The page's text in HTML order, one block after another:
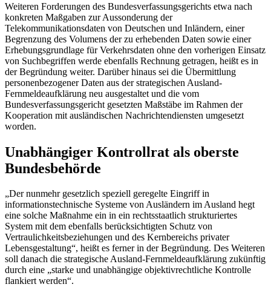
Weiteren Forderungen des Bundesverfassungsgerichts etwa nach
konkreten Maßgaben zur Aussonderung der
Telekommunikationsdaten von Deutschen und Inländern, einer
Begrenzung des Volumens der zu erhebenden Daten sowie einer
Erhebungsgrundlage für Verkehrsdaten ohne den vorherigen Einsatz
von Suchbegriffen werde ebenfalls Rechnung getragen, heißt es in
der Begründung weiter. Darüber hinaus sei die Übermittlung
personenbezogener Daten aus der strategischen Ausland-
Fernmeldeaufklärung neu ausgestaltet und die vom
Bundesverfassungsgericht gesetzten Maßstäbe im Rahmen der
Kooperation mit ausländischen Nachrichtendiensten umgesetzt
worden.
Unabhängiger Kontrollrat als oberste
Bundesbehörde
„Der nunmehr gesetzlich speziell geregelte Eingriff in
informationstechnische Systeme von Ausländern im Ausland hegt
eine solche Maßnahme ein in ein rechtsstaatlich strukturiertes
System mit dem ebenfalls berücksichtigten Schutz von
Vertraulichkeitsbeziehungen und des Kernbereichs privater
Lebensgestaltung“, heißt es ferner in der Begründung. Des Weiteren
soll danach die strategische Ausland-Fernmeldeaufklärung zukünftig
durch eine „starke und unabhängige objektivrechtliche Kontrolle
flankiert werden“.